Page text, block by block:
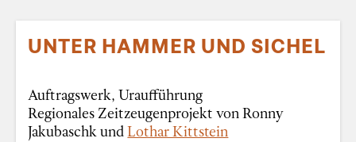
UNTER HAMMER UND SICHEL
Auftragswerk, Uraufführung
Regionales Zeitzeugenprojekt von Ronny
Jakubaschk undLothar Kittstein